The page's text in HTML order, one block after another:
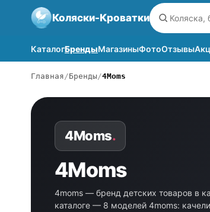
Коляски-Кроватки
КаталогБрендыМагазиныФотоОтзывы
Главная Бренды 4Moms
4Moms.
4Moms
4moms — бренд детских товаров в
каталоге — 8 моделей 4moms: